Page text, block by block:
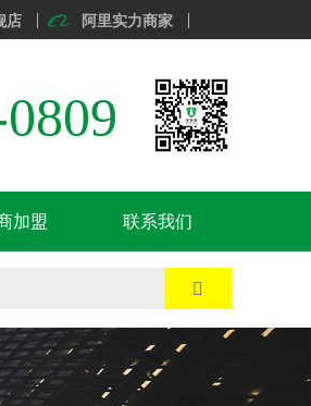
店 阿里实力商家
加盟 联系我们